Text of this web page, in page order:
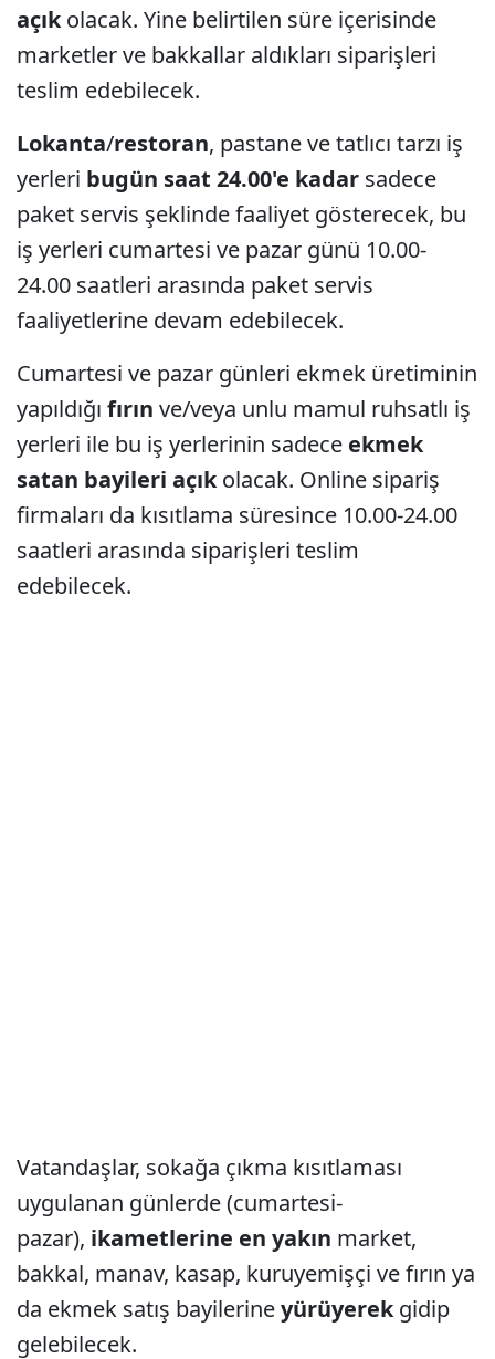
açıkolacak. Yine belirtilen süre içerisinde
marketler ve bakkallar aldıkları siparişleri
teslim edebilecek.
Lokanta/restoran, pastane ve tatlıcı tarzı iş
yerleri bugün saat 24.00'e kadar sadece
paket servis şeklinde faaliyet gösterecek, bu
iş yerleri cumartesi ve pazar günü 10.00-
24.00 saatleri arasında paket servis
faaliyetlerine devam edebilecek.
Cumartesi ve pazar günleri ekmek üretiminin
yapıldığı fırın ve/veya unlu mamul ruhsatlı iş
yerleri ile bu iş yerlerinin sadece ekmek
satan bayileri açıkolacak. Online sipariş
firmaları da kısıtlama süresince 10.00-24.00
saatleri arasında siparişleri teslim
edebilecek.
Vatandaşlar, sokağa çıkma kısıtlaması
uygulanan günlerde (cumartesi-
pazar), ikametlerine en yakın market,
bakkal, manav, kasap, kuruyemişçi ve fırın ya
da ekmek satış bayilerineyürüyerekgidip
gelebilecek.